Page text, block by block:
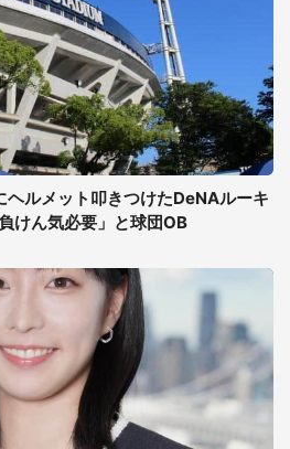
ルメット叩きつけたDeNAルーキ
けん気必要」と球団OB